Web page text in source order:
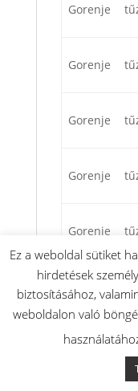
Gorenje
Gorenje
Gorenje
Gorenje
Gorenje
Gorenje
Gorenje
Ez a weboldal sütiket
hirdetések
biztosításához,
weboldalon való